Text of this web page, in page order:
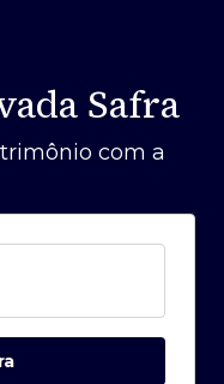
Safra
com a